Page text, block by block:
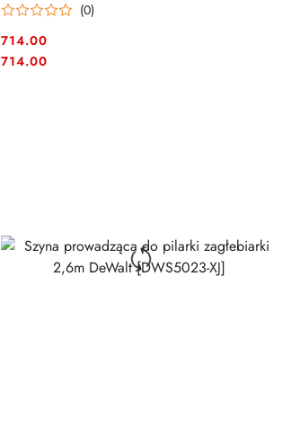
(0)
Cena:
714.00
Cena:
714.00